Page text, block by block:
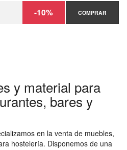
-10% COMPRAR
y material para
bares y
en la venta de muebles,
hostelería. Disponemos de una